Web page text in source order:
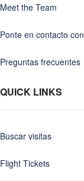
Meet the Team
Ponte en contacto con
Preguntas frecuentes
QUICK LINKS
Buscar visitas
Flight Tickets